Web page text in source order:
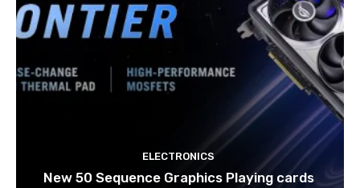
ELECTRONICS
New 50 Sequence Graphics Playing cards